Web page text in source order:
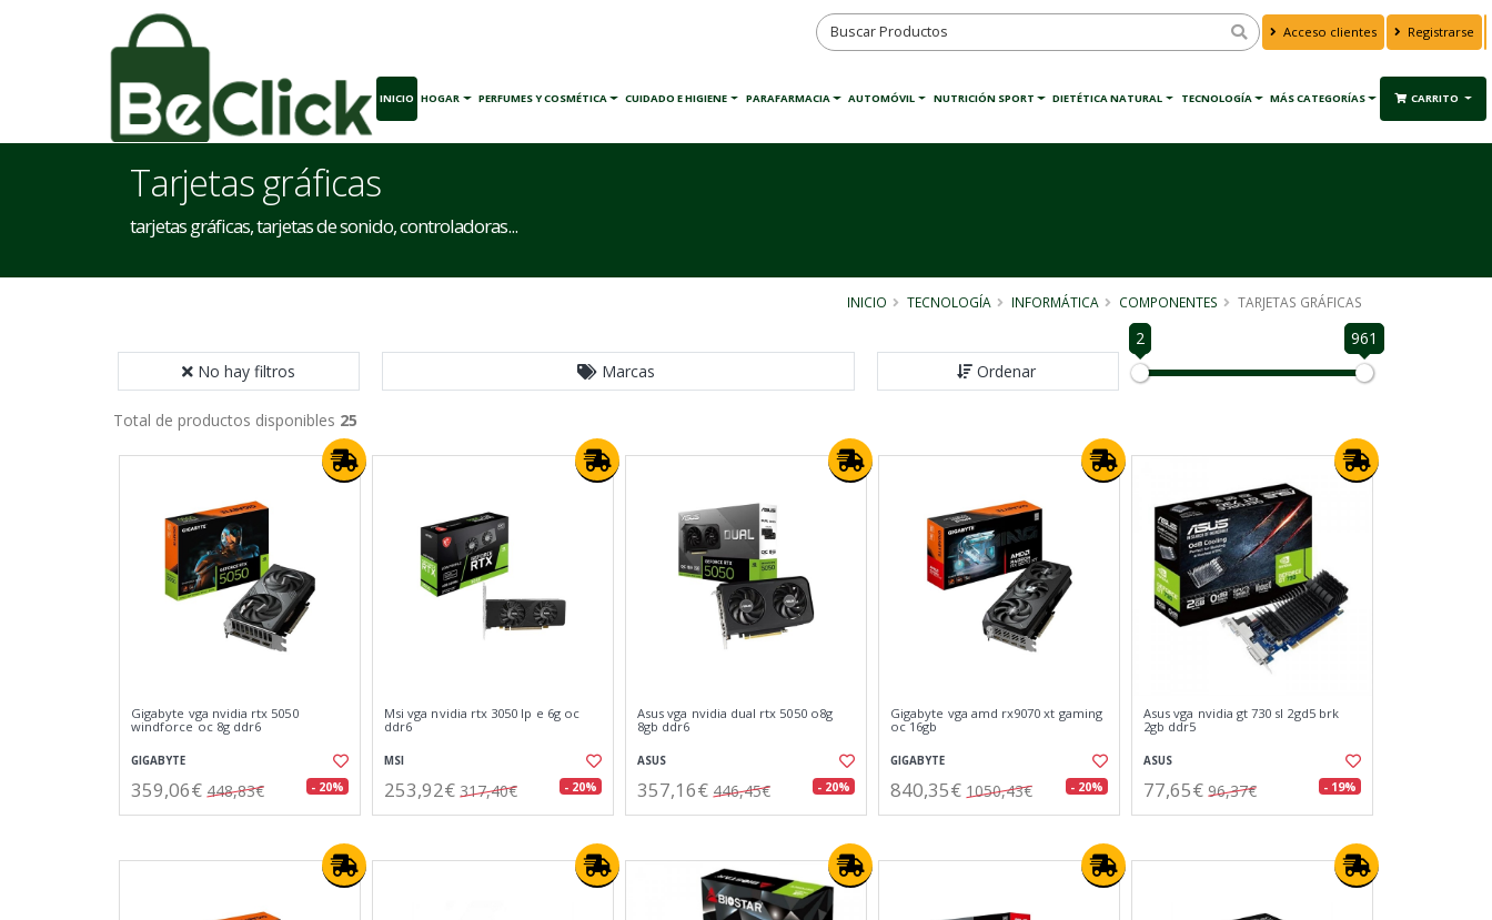
Acceso clientes Registrarse
INICIO HOGAR PERFUMES Y COSMÉTICA CUIDADO E HIGIENE PARAFARMACIA AUTOMÓVIL NUTRICIÓN SPORT DIETÉTICA NATURAL TECNOLOGÍA MÁS CATEGORÍAS CARRITO
Tarjetas gráficas
tarjetas gráficas, tarjetas de sonido, controladoras...
INICIO TECNOLOGÍA INFORMÁTICA COMPONENTES TARJETAS GRÁFICAS
No hay filtros Marcas Ordenar
2 961
Total de productos disponibles 25
Gigabyte vga nvidia rtx 5050
windforce oc 8g ddr6
GIGABYTE
359,06€ 448,83€ - 20%
Msi vga nvidia rtx 3050 lp e 6g oc
ddr6
MSI
253,92€ 317,40€ - 20%
Asus vga nvidia dual rtx 5050 o8g
8gb ddr6
ASUS
357,16€ 446,45€ - 20%
Gigabyte vga amd rx9070 xt gaming
oc 16gb
GIGABYTE
840,35€ 1050,43€ - 20%
Asus vga nvidia gt 730 sl 2gd5 brk
2gb ddr5
ASUS
77,65€ 96,37€ - 19%